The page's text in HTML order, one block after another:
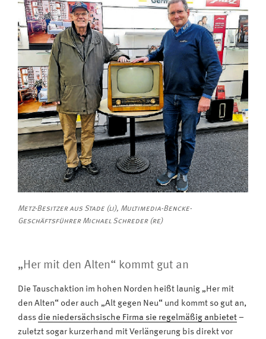
Metz-Besitzer aus Stade (li), Multimedia-Bencke-
Geschäftsführer Michael Schreder (re)
„Her mit den Alten“ kommt gut an
Die Tauschaktion im hohen Norden heißt launig „Her mit
den Alten“ oder auch „Alt gegen Neu“ und kommt so gut an,
dass die niedersächsische Firma sie regelmäßig anbietet –
zuletzt sogar kurzerhand mit Verlängerung bis direkt vor